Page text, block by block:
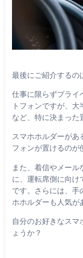
最後にご紹介するの
仕事に限らずプライ
トフォンですが、
など、特に決まった
スマホホルダーがあ
フォンが置けるのが
また、着信やメール
に、運転席側に向け
です。さらには、手
ホホルダーも人気が
自分のお好きなスマ
ょうか？